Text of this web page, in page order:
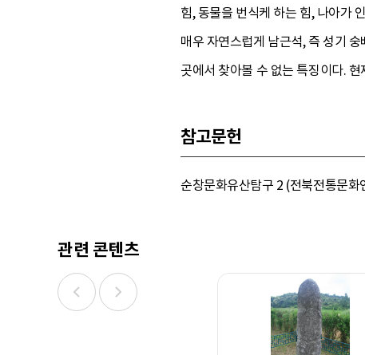
힘, 동물을 번식케 하는 힘, 나아가
매우 자연스럽게 남근석, 즉 성기
곳에서 찾아볼 수 없는 특징이다.
참고문헌
순창문화유산탐구 2 (전북전통문
관련 콘텐츠